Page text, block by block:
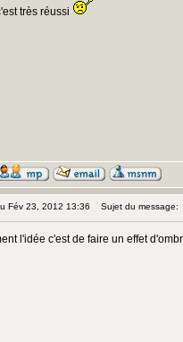
très réussi
Fév 23, 2012 13:36 Sujet du message:
l'idée c'est de faire un effet